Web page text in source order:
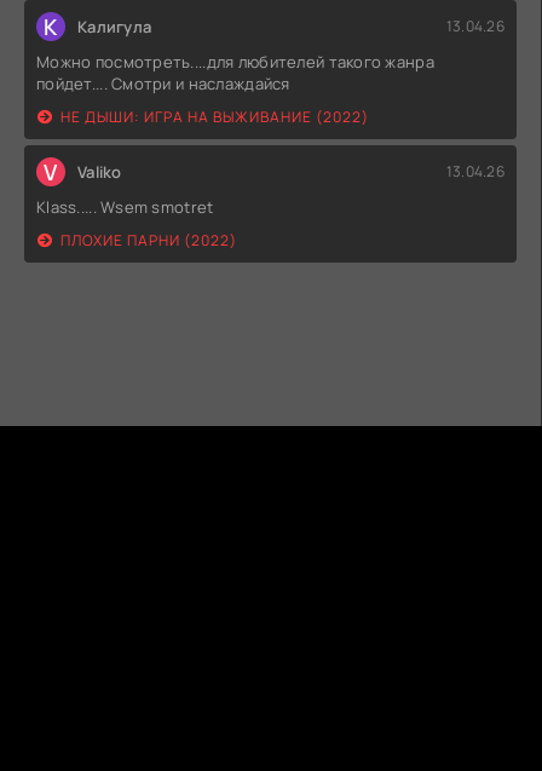
К Калигула 13.04.26
Можно посмотреть....для любителей такого жанра
пойдет.... Смотри и наслаждайся
НЕ ДЫШИ: ИГРА НА ВЫЖИВАНИЕ (2022)
V Valiko 13.04.26
Klass..... Wsem smotret
ПЛОХИЕ ПАРНИ (2022)